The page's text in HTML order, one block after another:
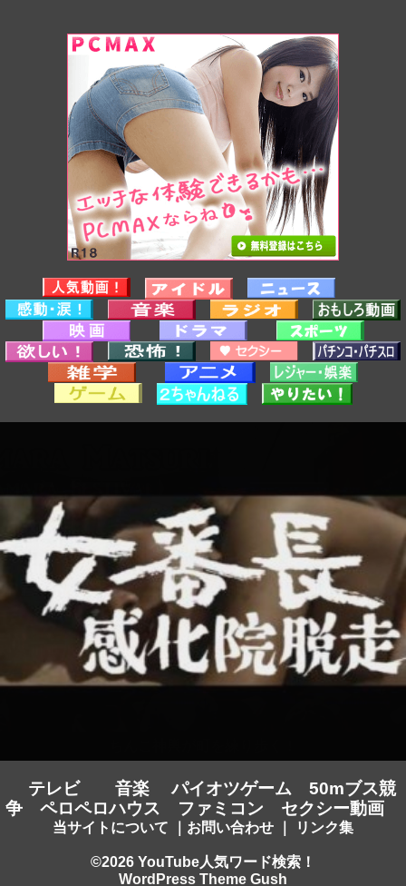
テレビ 音楽 パイオツゲーム
50mブス競
争
ペロペロハウス ファミコン セクシー動画
当サイトについて お問い合わせ リンク集
©2026 YouTube人気ワード検索！
WordPress Theme Gush